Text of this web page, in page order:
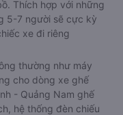
Thích hợp với những
5-7 người sẽ cực kỳ
xe đi riêng
thường như máy
cho dòng xe ghế
- Quảng Nam ghế
hệ thống đèn chiếu